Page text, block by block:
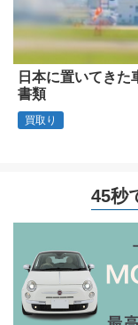
日本に置いてき
書類
買取り
45秒